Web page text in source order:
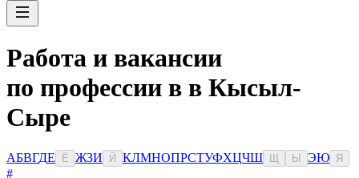
Работа и вакансии
по профессии в в Кысыл-
Сыре
АБВГДЕ Ё ЖЗИ Й КЛМНОПРСТУФХЦЧШ Ы ЭЮ Я
#